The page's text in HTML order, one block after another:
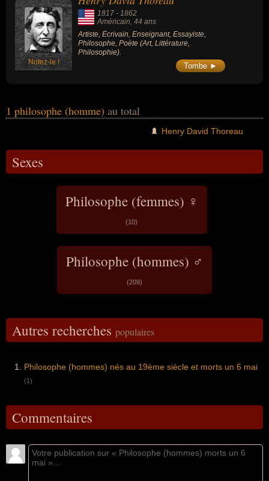
concerne leurs nationalités au moment de leurs morts, ils peuvent
avoir été américain par exemple.
Notez-le !
1817 - 1862
Américain, 44 ans
Artiste, Écrivain, Enseignant, Essayiste,
Philosophe, Poète (Art, Littérature,
Philosophie).
Tombe ►
1 philosophe (homme) au total
Henry David Thoreau
Sexes
Philosophe (femmes) ♀
(10)
Philosophe (hommes) ♂
(209)
Autres recherches populaires
Philosophe (hommes) nés au 19ème siècle et morts un 6 mai
(1)
Commentaires